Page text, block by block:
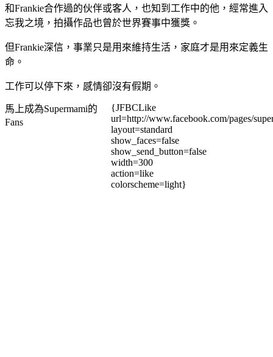
和Frankie合作過的伙伴或客人，也知到工作中的他，經常進入
忘我之境，拍攝作品也曾於世界賽事中獲獎。
但Frankie深信，事業只是用來維持生活，家庭才是用來定義生
命。
工作可以停下來，感情卻沒有假期。
馬上成為Supermami的
Fans
{JFBCLike
url=http://www.facebook.com/pages/
layout=standard
show_faces=false
show_send_button=false
width=300
action=like
colorscheme=light}